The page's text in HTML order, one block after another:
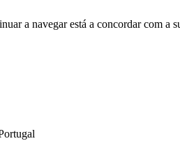
a navegar está a concordar com a